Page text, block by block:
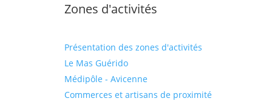
Zones d'activités
Présentation des zones d'activités
Le Mas Guérido
Médipôle - Avicenne
Commerces et artisans de proximité